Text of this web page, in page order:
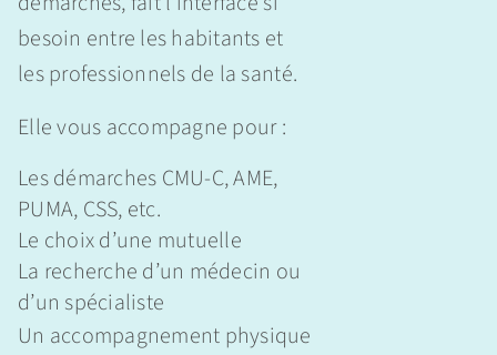
besoin entre les habitants et
les professionnels de la santé.
Elle vous accompagne pour :
Les démarches CMU-C, AME,
PUMA, CSS, etc.
Le choix d’une mutuelle
La recherche d’un médecin ou
d’un spécialiste
Un accompagnement physique